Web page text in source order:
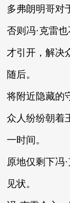
多弗朗明哥对
否则冯·克雷
才引开，解决
随后。
将附近隐藏的
众人纷纷朝着
一时间。
原地仅剩下冯·
见状。